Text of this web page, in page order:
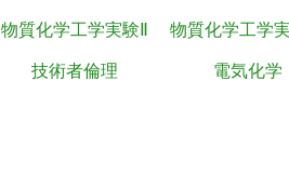
物質化学工学実験Ⅱ
物質化学工学
技術者倫理 電気化学